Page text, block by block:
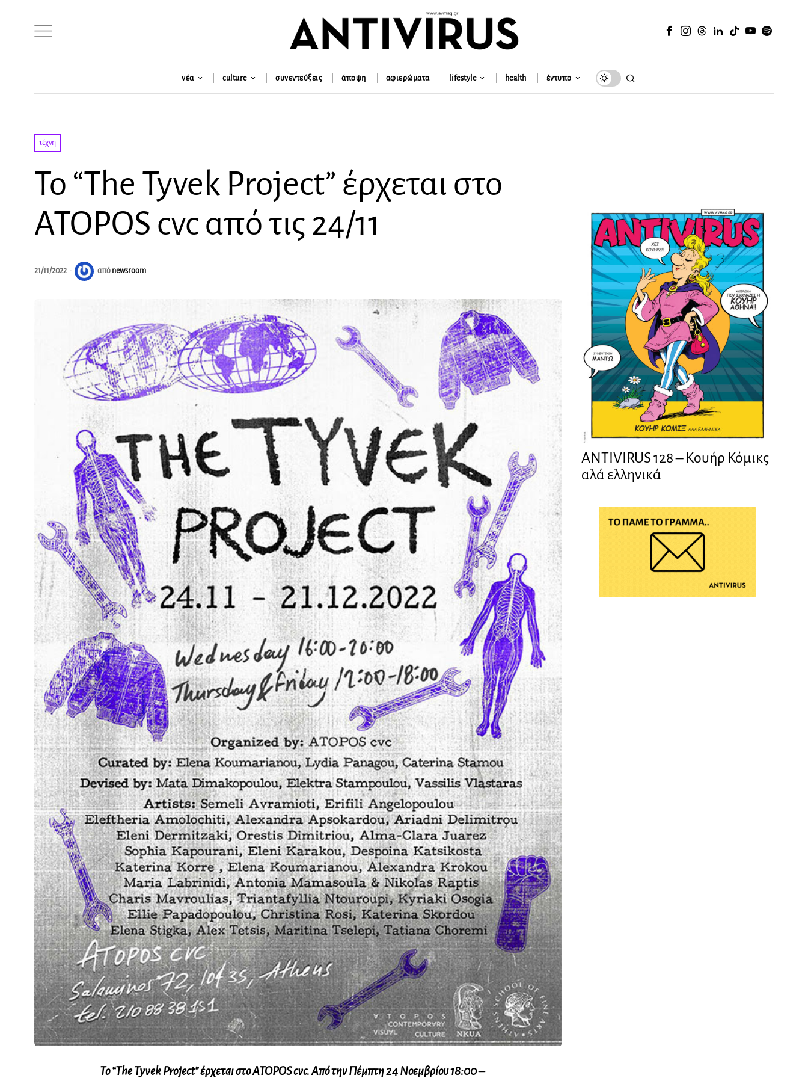
νέα culture συνεντεύξεις άποψη αφιερώματα lifestyle health έντυπο
τέχνη
Το “The Tyvek Project” έρχεται στο
ATOPOS cvc από τις 24/11
21/11/2022 από newsroom
Το “The Tyvek Project” έρχεται στο ATOPOS cvc. Από τηνΠέμπτη 24 Νοεμβρίου 18:00 –
ANTIVIRUS 128 – Kουήρ Κόμικς
αλά ελληνικά